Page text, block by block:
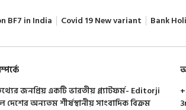
BF7 in India Covid 19 New variant Bank
জনপ্রিয় একটি ভারতীয় প্ল্যাটফর্ম- Editorji
দেশের অন্যতম শীর্ষস্থানীয় সাংবাদিক বিক্রম